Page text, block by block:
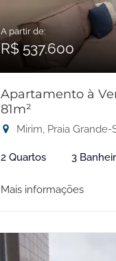
A partir de:
R$ 537.600
Apartamento à
81m²
Mirim, Praia Grande-
2 Quartos 3
Mais informações